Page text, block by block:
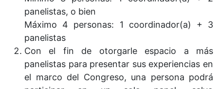
panelistas, o bien
Máximo 4 personas: 1 coordinador(a) + 3
panelistas
Con el fin de otorgarle espacio a más
panelistas para presentar sus experiencias en
el marco del Congreso, una persona podrá